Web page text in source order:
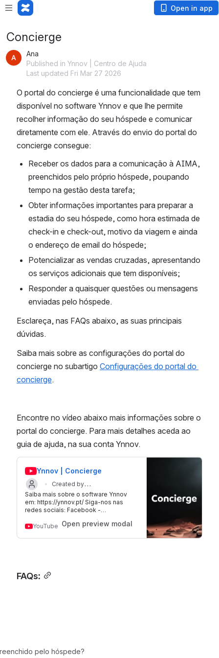
Open in app
Concierge
Ana
Published in Ynnov | Centro de Ajuda
Last updated Fri Mar 27 2026
O portal do concierge é uma funcionalidade que tem
disponível no software Ynnov e que lhe permite
recolher informação do seu hóspede e comunicar
diretamente com ele. Através do envio do portal do
concierge consegue:
Receber os dados para a comunicação à AIMA,
preenchidos pelo próprio hóspede, poupando
tempo na gestão desta tarefa;
Obter informações importantes para preparar a
estadia do seu hóspede, como hora estimada de
check-in e check-out, motivo da viagem e ainda
o endereço de email do hóspede;
Potencializar as vendas cruzadas, apresentando
os serviços adicionais que tem disponíveis;
Responder a quaisquer questões ou mensagens
enviadas pelo hóspede.
Esclareça, nas FAQs abaixo, as suas principais
dúvidas.
Saiba mais sobre as configurações do portal do
concierge no subartigo Configurações do portal do
concierge.
Encontre no vídeo abaixo mais informações sobre o
portal do concierge. Para mais detalhes aceda ao
guia de ajuda, na sua conta Ynnov.
Ynnov | Concierge
Created by
Ynnov
Updated on 21 Jan 2025
Saiba mais sobre o software Ynnov
em: https://ynnov.pt/ Siga-nos nas
redes sociais: Facebook -
https://www.facebook.com/ynnov.pt
Instagram -
YouTube Open preview modal
FAQs:
pelo hóspede?